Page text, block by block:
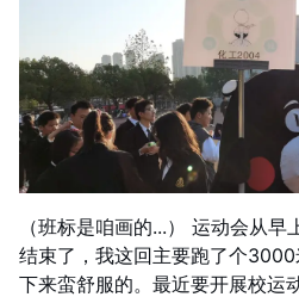
（班标是咱画的...） 运动会从
结束了，我这回主要跑了个
下来蛮舒服的。最近要开展校运